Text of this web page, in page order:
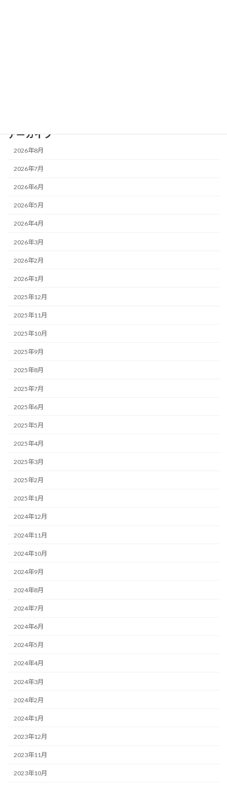
アーカイブ
2026年8月
2026年7月
2026年6月
2026年5月
2026年4月
2026年3月
2026年2月
2026年1月
2025年12月
2025年11月
2025年10月
2025年9月
2025年8月
2025年7月
2025年6月
2025年5月
2025年4月
2025年3月
2025年2月
2025年1月
2024年12月
2024年11月
2024年10月
2024年9月
2024年8月
2024年7月
2024年6月
2024年5月
2024年4月
2024年3月
2024年2月
2024年1月
2023年12月
2023年11月
2023年10月